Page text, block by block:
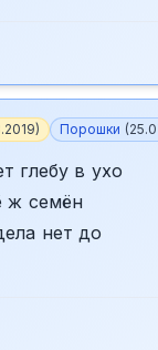
) Порошки (
глебу в ухо
ж семён
нет до